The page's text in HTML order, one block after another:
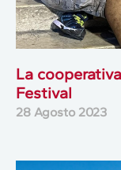
La
Festival
28 Agosto 2023